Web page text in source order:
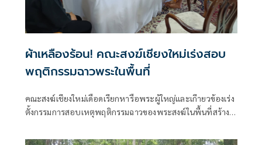
ผ้าเหลืองร้อน! คณะสงฆ์เชียงใหม่เร่งสอบ
พฤติกรรมฉาวพระในพื้นที่
คณะสงฆ์เชียงใหม่เดือดเรียกหารือพระผู้ใหญ่และเกีายวข้องเร่ง
ตั้งกรรมการสอบเหตุพฤติกรรมฉาวของพระสงฆ์ในพื้นที่สร้าง
โดยเร็ว